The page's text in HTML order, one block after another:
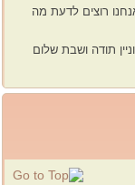
רוצים לדעת מה
תודה ושבת שלום